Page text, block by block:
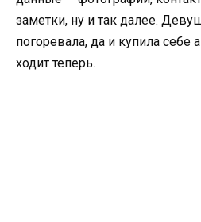
заметки, ну и так далее.
погоревала, да и купила себе
ходит теперь.